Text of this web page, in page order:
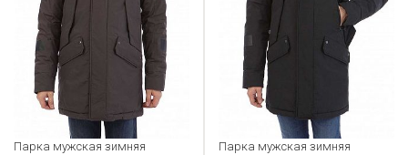
Парка мужская зимняя
Парка мужская зимняя